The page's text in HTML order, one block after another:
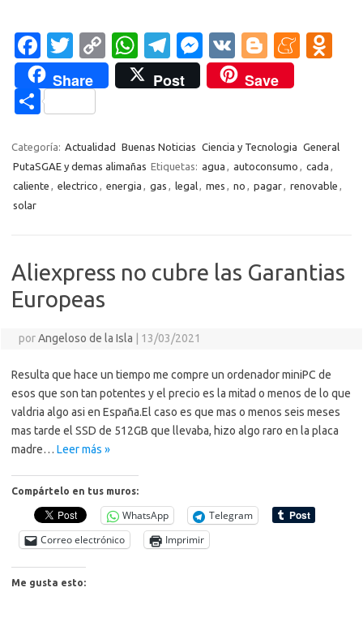
Fa
c
e
b
o
o
k
T
w
it
te
r
C
o
p
Li
n
W
h
at
A
p
p
T
el
e
a
m
M
es
se
g
er
V
K
Bl
o
g
er
M
a
m
kl
sn
Share Post Save
C
m
p
Categoría: Actualidad Buenas Noticias Ciencia y Tecnologia General
PutaSGAE y demas alimañas Etiquetas: agua , autoconsumo , cada ,
caliente , electrico , energia , gas , legal, mes , no , pagar, renovable ,
solar
Aliexpress no cubre las Garantias
Europeas
porAngeloso de la Isla 13/03/2021
Resulta que hace un tiempo me compre un ordenador miniPC de
esos que son tan potentes y el precio es la mitad o menos de lo que
valdria algo asi en España.El caso es que mas o menos seis meses
mas tarde el SSD de 512GB que llevaba, hizo algo raro en la placa
madre… Leer más »
Compártelo en tus muros:
WhatsApp
Telegram
Correo electrónico
Imprimir
Me gusta esto: